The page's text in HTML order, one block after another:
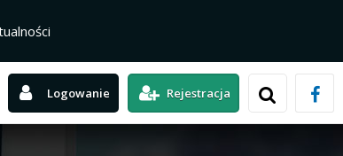
Logowanie Rejestracja